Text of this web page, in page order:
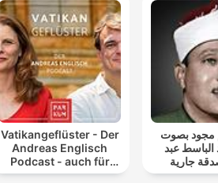
Vatikangeflüster - Der
Andreas Englisch
Podcast - auch für
Atheisten
مجود بصوت
الباسط عبد
جارية